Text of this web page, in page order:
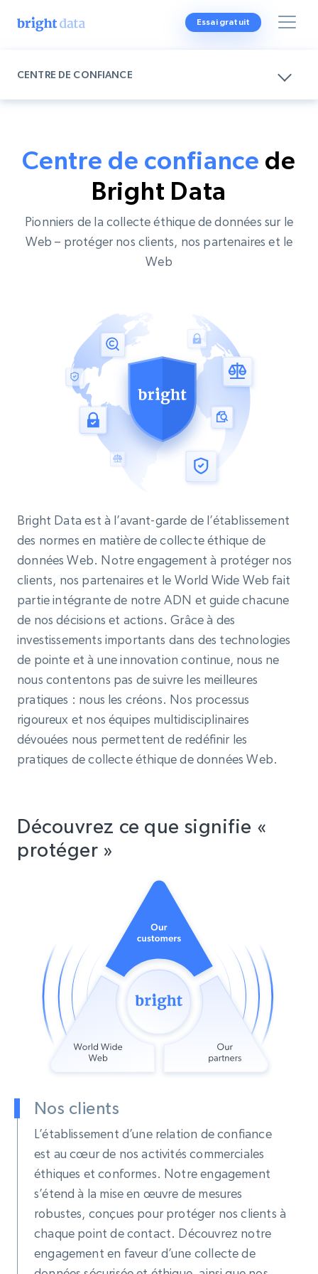
Essai gratuit
CENTRE DE CONFIANCE
Centre de confiance de
Bright Data
Pionniers de la collecte éthique de données sur le
Web – protéger nos clients, nos partenaires et le
Web
Bright Data est à l’avant-garde de l’établissement
des normes en matière de collecte éthique de
données Web. Notre engagement à protéger nos
clients, nos partenaires et le World Wide Web fait
partie intégrante de notre ADN et guide chacune
de nos décisions et actions. Grâce à des
investissements importants dans des technologies
de pointe et à une innovation continue, nous ne
nous contentons pas de suivre les meilleures
pratiques : nous les créons. Nos processus
rigoureux et nos équipes multidisciplinaires
dévouées nous permettent de redéfinir les
pratiques de collecte éthique de données Web.
Découvrez ce que signifie «
protéger »
Nos clients
L’établissement d’une relation de confiance
est au cœur de nos activités commerciales
éthiques et conformes. Notre engagement
s’étend à la mise en œuvre de mesures
robustes, conçues pour protéger nos clients à
chaque point de contact. Découvrez notre
engagement en faveur d’une collecte de